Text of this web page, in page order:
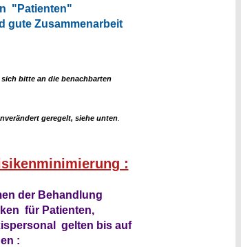
"Patienten"
gute Zusammenarbeit
bitte an die benachbarten
geregelt, siehe unten
:
der Behandlung
für Patienten,
gelten bis auf
: